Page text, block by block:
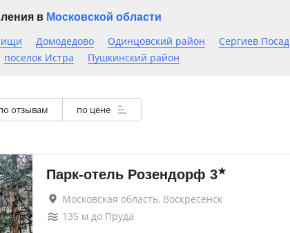
в Московской области
Домодедово Одинцовский район Сергиев Посад
поселок Истра Пушкинский район
отзывам по цене
Парк-отель Розендорф 3★
Московская область, Воскресенск
135 м до Пруда